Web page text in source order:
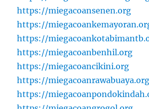
https://miegacoansenen.org
https://
https://
https://miegacoanbenhil.org
https://miegacoancikini.org
https://miegacoanrawabuaya.org
https://